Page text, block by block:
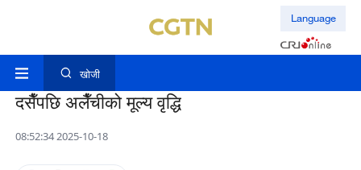
Language
खोजी
दसैँपछि अलैँचीको मूल्य वृद्धि
08:52:34 2025-10-18